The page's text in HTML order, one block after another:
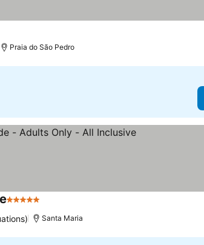
Praia do São Pedro
5 Étoiles
Santa Maria